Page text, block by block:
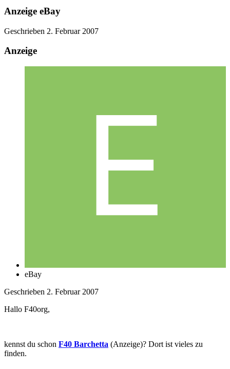
Anzeige eBay
Geschrieben 2. Februar 2007
Anzeige
eBay
Geschrieben 2. Februar 2007
Hallo F40org,
kennst du schon F40 Barchetta (Anzeige)? Dort ist vieles zu
finden.